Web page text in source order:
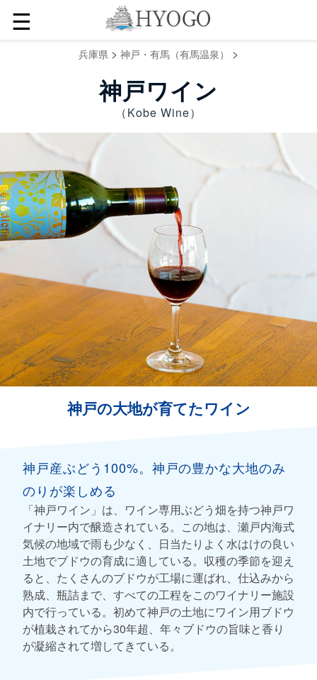
☰
兵庫県 > 神戸・有馬（有馬温泉） >
神戸ワイン
（Kobe Wine）
神戸の大地が育てたワイン
神戸産ぶどう100%。神戸の豊かな大地のみ
のりが楽しめる
「神戸ワイン」は、ワイン専用ぶどう畑を持つ神戸ワ
イナリー内で醸造されている。この地は、瀬戸内海式
気候の地域で雨も少なく、日当たりよく水はけの良い
土地でブドウの育成に適している。収穫の季節を迎え
ると、たくさんのブドウが工場に運ばれ、仕込みから
熟成、瓶詰まで、すべての工程をこのワイナリー施設
内で行っている。初めて神戸の土地にワイン用ブドウ
が植栽されてから30年超、年々ブドウの旨味と香り
が凝縮されて増してきている。